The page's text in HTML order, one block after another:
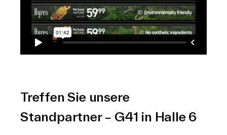
Treffen Sie unsere
Standpartner – G41 in Halle 6